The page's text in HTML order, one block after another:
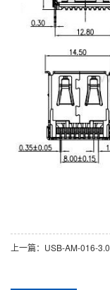
上一篇：USB-AM-016-3.0